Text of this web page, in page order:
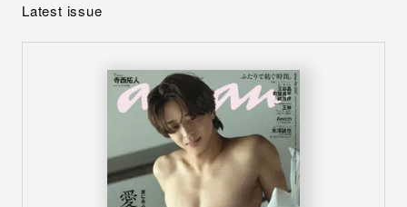
Latest issue